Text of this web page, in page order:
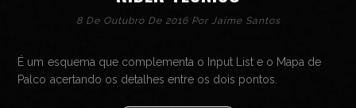
8 De Outubro De 2016 Por Jaime Santos
É um esquema que complementa o Input List e o Mapa de
Palco acertando os detalhes entre os dois pontos.